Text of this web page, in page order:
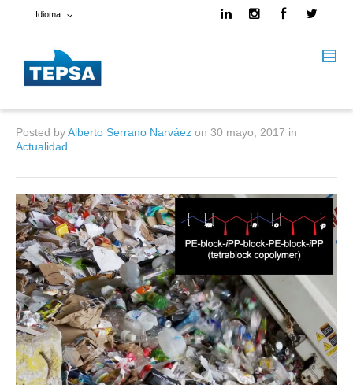
Idioma
Francés
Español
Inglés
Posted byAlberto Serrano Narváez on 30 mayo, 2017 in
Actualidad